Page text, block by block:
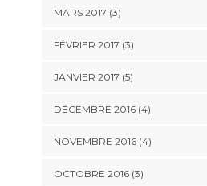
MARS 2017 (3)
FÉVRIER 2017 (3)
JANVIER 2017 (5)
DÉCEMBRE 2016(4)
NOVEMBRE 2016(4)
OCTOBRE 2016(3)